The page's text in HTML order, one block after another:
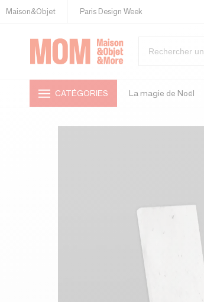
Maison&Objet Paris Design Week
CATÉGORIES La magie de Noël